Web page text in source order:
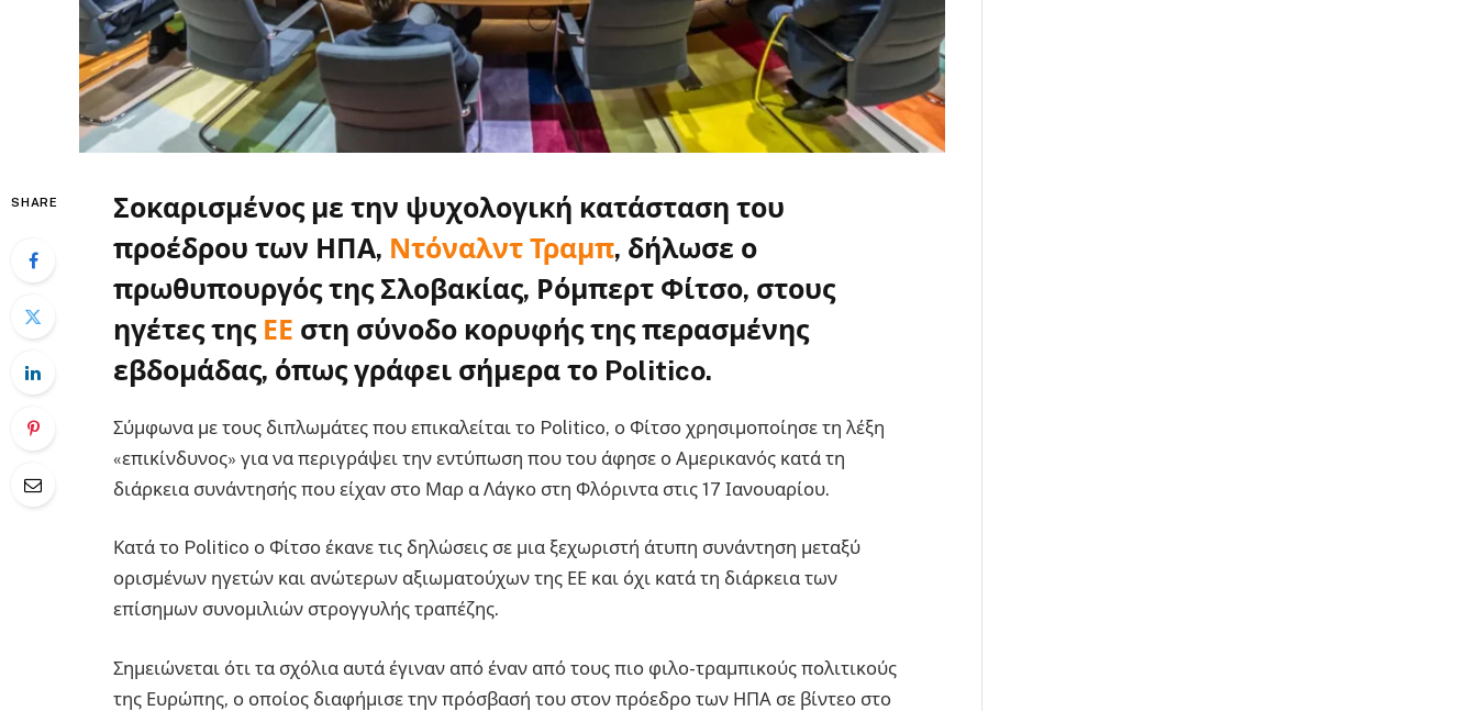
SHARE
Σοκαρισμένος με την ψυχολογική κατάσταση του
προέδρου των ΗΠΑ, Ντόναλντ Τραμπ, δήλωσε ο
πρωθυπουργός της Σλοβακίας, Ρόμπερτ Φίτσο, στους
ηγέτες τηςΕΕ στη σύνοδο κορυφής της περασμένης
εβδομάδας, όπως γράφει σήμερα το Politico.
Σύμφωνα με τους διπλωμάτες που επικαλείται το Politico, ο Φίτσο χρησιμοποίησε τη λέξη
«επικίνδυνος» για να περιγράψει την εντύπωση που του άφησε ο Αμερικανός κατά τη
διάρκεια συνάντησής που είχαν στο Μαρ α Λάγκο στη Φλόριντα στις 17 Ιανουαρίου.
Κατά το Politico ο Φίτσο έκανε τις δηλώσεις σε μια ξεχωριστή άτυπη συνάντηση μεταξύ
ορισμένων ηγετών και ανώτερων αξιωματούχων της ΕΕ και όχι κατά τη διάρκεια των
επίσημων συνομιλιών στρογγυλής τραπέζης.
Σημειώνεται ότι τα σχόλια αυτά έγιναν από έναν από τους πιο φιλο-τραμπικούς πολιτικούς
της Ευρώπης, ο οποίος διαφήμισε την πρόσβασή του στον πρόεδρο των ΗΠΑ σε βίντεο στο